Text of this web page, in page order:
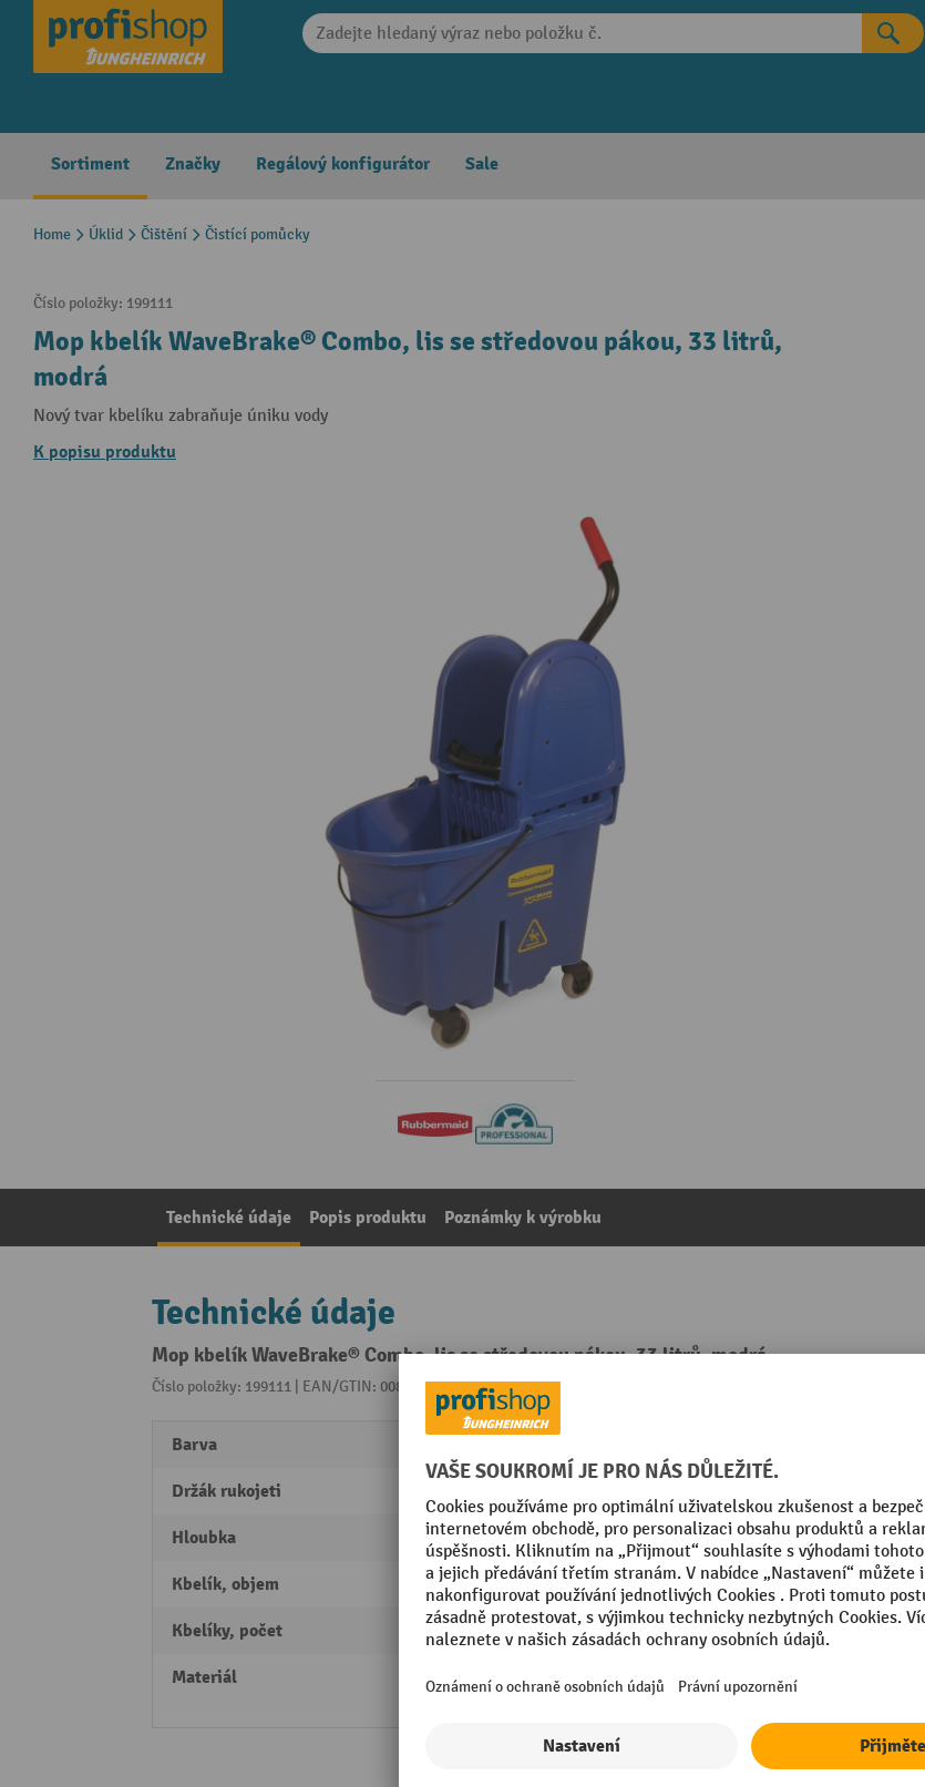
Skip to main navigation
Sortiment Značky Regálový konfigurátor Sale
Home Úklid Čištění Čistící pomůcky
Číslo položky: 199111
Mop kbelík WaveBrake® Combo, lis se středovou pákou, 33 litrů,
modrá
Nový tvar kbelíku zabraňuje úniku vody
K popisu produktu
Technické údaje Popis produktu Poznámky k výrobku
Technické údaje
Mop kbelík WaveBrake® Combo, lis se středovou pákou, 33 litrů, modrá
Číslo položky: 199111 | EAN/GTIN: 0086876179293Z kategorie:
Barva
Držák rukojeti
Hloubka 511 mm
Kbelík, objem 33 litrů
Kbelíky, počet
Materiál
Ocel
Výška
Značka
včetně Mopu
Šířka